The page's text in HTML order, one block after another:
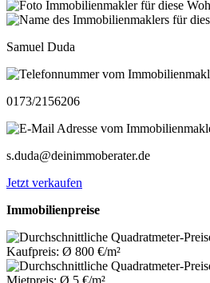
Samuel Duda
0173/2156206
s.duda@deinimmoberater.de
Jetzt verkaufen
Immobilienpreise
Kaufpreis: Ø 800 €/m²
Mietpreis: Ø 5 €/m²